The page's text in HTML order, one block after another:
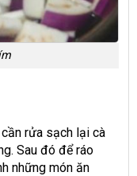
rửa sạch lại cà
Sau đó để ráo
những món ăn